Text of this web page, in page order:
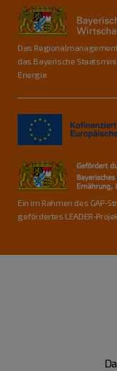
Das
das Bayerische
Energie.
Ein im Rahmen des GAP-
gefördertes LEADER-